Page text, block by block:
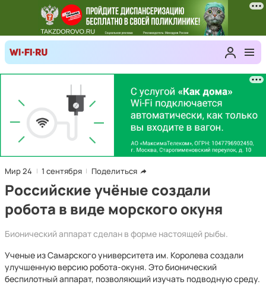
Мир 24 1 сентября Поделиться
Российские учёные создали
робота в виде морского окуня
Бионический аппарат сделан в форме настоящей рыбы.
Ученые из Самарского университета им. Королева создали
улучшенную версию робота-окуня. Это бионический
беспилотный аппарат, позволяющий изучать подводную среду.